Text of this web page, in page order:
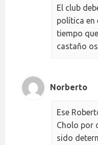
El club
política en
tiempo
castaño
Norberto
Ese
Cholo por
sido